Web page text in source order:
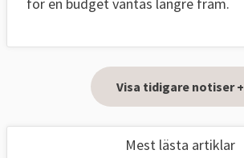
för en budget väntas längre fram.
Visa tidigare notiser +
Mest lästa artiklar